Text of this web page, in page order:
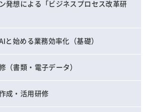
発想による「ビジネスプロセス改革研
と始める業務効率化（基礎）
（書類・電子データ）
成・活用研修